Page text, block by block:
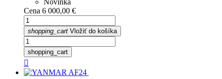
Cena 6 000,00 €
shopping_cart Vložiť do košíka
shopping_cart
